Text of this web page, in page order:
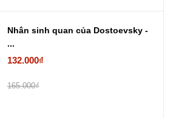
Nhân sinh quan của Dostoevsky -
...
132.000₫
165.000₫